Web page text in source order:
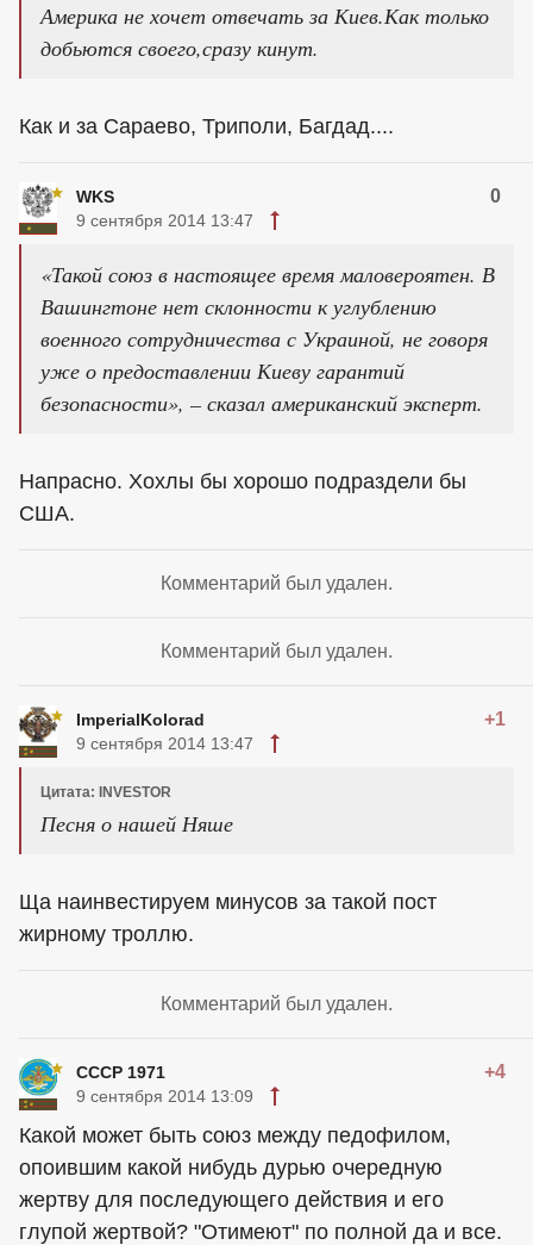
Америка не хочет отвечать за Киев.Как только
добьются своего,сразу кинут.
Как и за Сараево, Триполи, Багдад....
WKS 0
9 сентября 2014 13:47
«Такой союз в настоящее время маловероятен. В
Вашингтоне нет склонности к углублению
военного сотрудничества с Украиной, не говоря
уже о предоставлении Киеву гарантий
безопасности», – сказал американский эксперт.
Напрасно. Хохлы бы хорошо подраздели бы
США.
Комментарий был удален.
Комментарий был удален.
ImperialKolorad +1
9 сентября 2014 13:47
Цитата: INVESTOR
Песня о нашей Няше
Ща наинвестируем минусов за такой пост
жирному троллю.
Комментарий был удален.
СССР 1971 +4
9 сентября 2014 13:09
Какой может быть союз между педофилом,
опоившим какой нибудь дурью очередную
жертву для последующего действия и его
глупой жертвой? "Отимеют" по полной да и все.